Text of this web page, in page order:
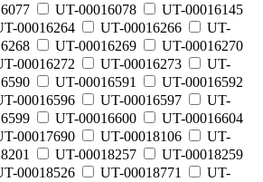
UT-00016078
UT-00016145
00016264 UT-00016266
UT-
UT-00016269
UT-00016270
00016272 UT-00016273
UT-
UT-00016591
UT-00016592
00016596 UT-00016597
UT-
UT-00016600
UT-00016604
00017690 UT-00018106
UT-
UT-00018257
UT-00018259
00018526 UT-00018771
UT-